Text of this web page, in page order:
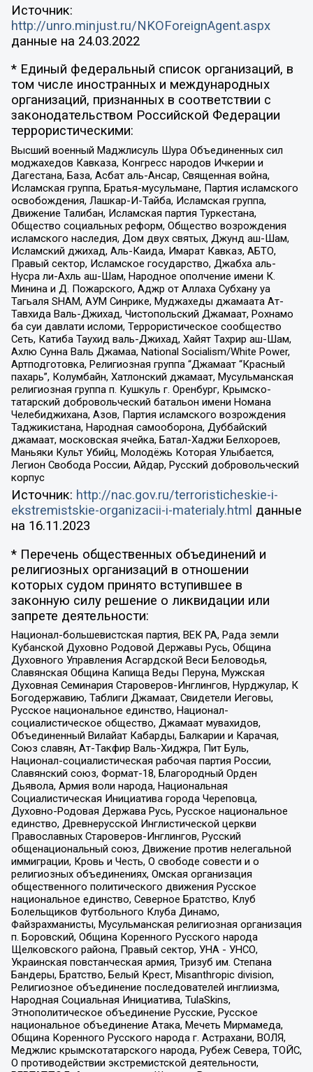
Источник:
http://unro.minjust.ru/NKOForeignAgent.aspx
данные на 24.03.2022
* Единый федеральный список организаций, в
том числе иностранных и международных
организаций, признанных в соответствии с
законодательством Российской Федерации
террористическими:
Высший военный Маджлисуль Шура Объединенных сил
моджахедов Кавказа, Конгресс народов Ичкерии и
Дагестана, База, Асбат аль-Ансар, Священная война,
Исламская группа, Братья-мусульмане, Партия исламского
освобождения, Лашкар-И-Тайба, Исламская группа,
Движение Талибан, Исламская партия Туркестана,
Общество социальных реформ, Общество возрождения
исламского наследия, Дом двух святых, Джунд аш-Шам,
Исламский джихад, Аль-Каида, Имарат Кавказ, АБТО,
Правый сектор, Исламское государство, Джабха аль-
Нусра ли-Ахль аш-Шам, Народное ополчение имени К.
Минина и Д. Пожарского, Аджр от Аллаха Субхану уа
Тагьаля SHAM, АУМ Синрике, Муджахеды джамаата Ат-
Тавхида Валь-Джихад, Чистопольский Джамаат, Рохнамо
ба суи давлати исломи, Террористическое сообщество
Сеть, Катиба Таухид валь-Джихад, Хайят Тахрир аш-Шам,
Ахлю Сунна Валь Джамаа, National Socialism/White Power,
Артподготовка, Религиозная группа “Джамаат “Красный
пахарь”, Колумбайн, Хатлонский джамаат, Мусульманская
религиозная группа п. Кушкуль г. Оренбург, Крымско-
татарский добровольческий батальон имени Номана
Челебиджихана, Азов, Партия исламского возрождения
Таджикистана, Народная самооборона, Дуббайский
джамаат, московская ячейка, Батал-Хаджи Белхороев,
Маньяки Культ Убийц, Молодёжь Которая Улыбается,
Легион Свобода России, Айдар, Русский добровольческий
корпус
Источник: http://nac.gov.ru/terroristicheskie-i-
ekstremistskie-organizacii-i-materialy.html данные
на 16.11.2023
* Перечень общественных объединений и
религиозных организаций в отношении
которых судом принято вступившее в
законную силу решение о ликвидации или
запрете деятельности:
Национал-большевистская партия, ВЕК РА, Рада земли
Кубанской Духовно Родовой Державы Русь, Община
Духовного Управления Асгардской Веси Беловодья,
Славянская Община Капища Веды Перуна, Мужская
Духовная Семинария Староверов-Инглингов, Нурджулар, К
Богодержавию, Таблиги Джамаат, Свидетели Иеговы,
Русское национальное единство, Национал-
социалистическое общество, Джамаат мувахидов,
Объединенный Вилайат Кабарды, Балкарии и Карачая,
Союз славян, Ат-Такфир Валь-Хиджра, Пит Буль,
Национал-социалистическая рабочая партия России,
Славянский союз, Формат-18, Благородный Орден
Дьявола, Армия воли народа, Национальная
Социалистическая Инициатива города Череповца,
Духовно-Родовая Держава Русь, Русское национальное
единство, Древнерусской Инглистической церкви
Православных Староверов-Инглингов, Русский
общенациональный союз, Движение против нелегальной
иммиграции, Кровь и Честь, О свободе совести и о
религиозных объединениях, Омская организация
общественного политического движения Русское
национальное единство, Северное Братство, Клуб
Болельщиков Футбольного Клуба Динамо,
Файзрахманисты, Мусульманская религиозная организация
п. Боровский, Община Коренного Русского народа
Щелковского района, Правый сектор, УНА - УНСО,
Украинская повстанческая армия, Тризуб им. Степана
Бандеры, Братство, Белый Крест, Misanthropic division,
Религиозное объединение последователей инглиизма,
Народная Социальная Инициатива, TulaSkins,
Этнополитическое объединение Русские, Русское
национальное объединение Атака, Мечеть Мирмамеда,
Община Коренного Русского народа г. Астрахани, ВОЛЯ,
Меджлис крымскотатарского народа, Рубеж Севера, ТОЙС,
О противодействии экстремистской деятельности,